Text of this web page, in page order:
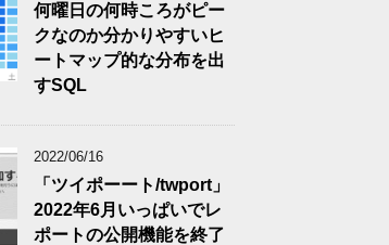
何曜日の何時ころがピー
クなのか分かりやすいヒ
ートマップ的な分布を出
すSQL
2022/06/16
「ツイポーート/twport」
2022年6月いっぱいでレ
ポートの公開機能を終了